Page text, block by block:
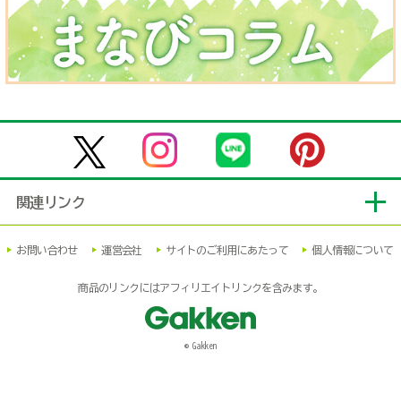
関連リンク
お問い合わせ 運営会社 サイトのご利用にあたって 個人情報について
商品のリンクにはアフィリエイトリンクを含みます。
© Gakken